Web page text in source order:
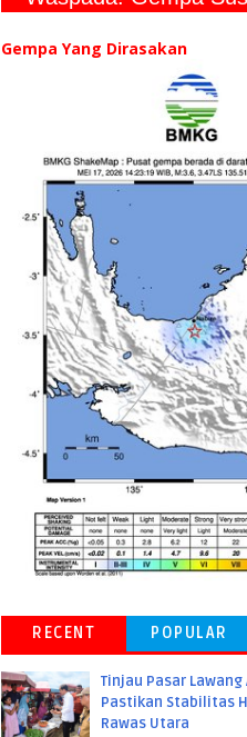
Gempa Yang Dirasakan
RECENT POPULAR
Tinjau Pasar Lawang
Pastikan Stabilitas
Rawas Utara